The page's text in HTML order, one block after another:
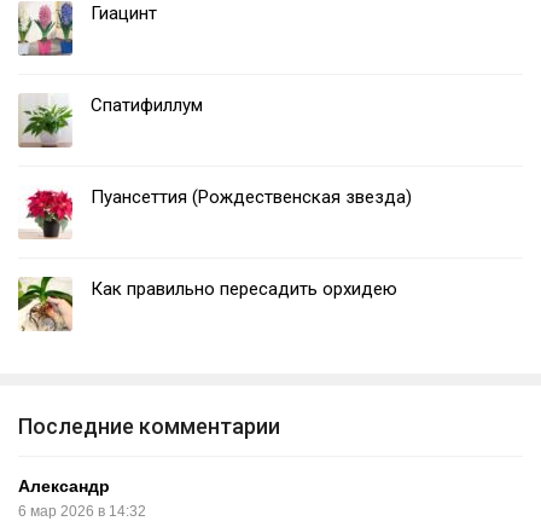
Гиацинт
Спатифиллум
Пуансеттия (Рождественская звезда)
Как правильно пересадить орхидею
Последние комментарии
Александр
6 мар 2026 в 14:32